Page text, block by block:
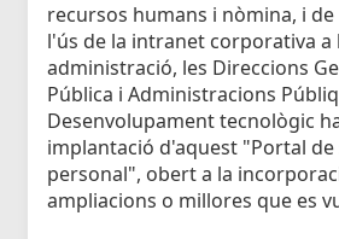
recursos humans i nòmina, i
l'ús de la intranet corporativa a
administració, les Direccions
Pública i Administracions
Desenvolupament tecnològic
implantació d'aquest "Portal de
personal", obert a la
ampliacions o millores que es